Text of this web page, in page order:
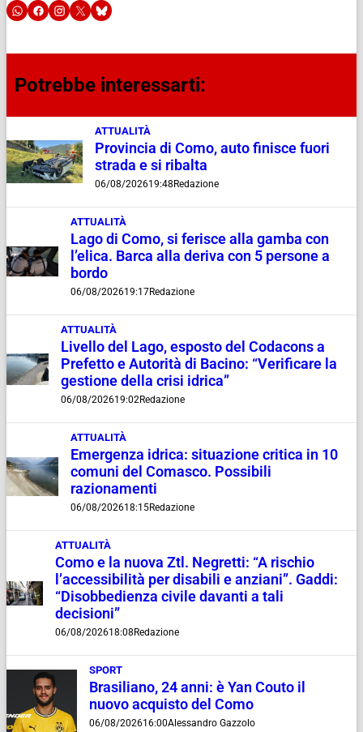
Potrebbe interessarti:
ATTUALITÀ
Provincia di Como, auto finisce fuori
strada e si ribalta
06/08/202619:48 Redazione
ATTUALITÀ
Lago di Como, si ferisce alla gamba con
l’elica. Barca alla deriva con 5 persone a
bordo
06/08/202619:17Redazione
ATTUALITÀ
Livello del Lago, esposto del Codacons a
Prefetto e Autorità di Bacino: “Verificare la
gestione della crisi idrica”
06/08/202619:02Redazione
ATTUALITÀ
Emergenza idrica: situazione critica in 10
comuni del Comasco. Possibili
razionamenti
06/08/202618:15Redazione
ATTUALITÀ
Como e la nuova Ztl. Negretti: “A rischio
l’accessibilità per disabili e anziani”. Gaddi:
“Disobbedienza civile davanti a tali
decisioni”
06/08/202618:08 Redazione
SPORT
Brasiliano, 24 anni: è Yan Couto il
nuovo acquisto del Como
06/08/202616:00Alessandro Gazzolo